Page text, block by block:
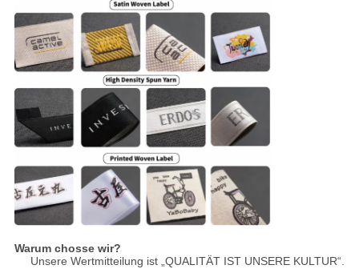
Warum chosse wir?
Unsere Wertmitteilung ist „QUALITÄT IST UNSERE KULTUR“.